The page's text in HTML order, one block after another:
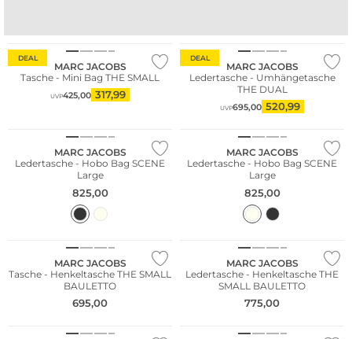
DEAL
MARC JACOBS
Tasche - Mini Bag THE SMALL
UVP425,00 317,99
DEAL
MARC JACOBS
Ledertasche - Umhängetasche
THE DUAL
UVP695,00 520,99
MARC JACOBS
Ledertasche - Hobo Bag SCENE
Large
825,00
MARC JACOBS
Ledertasche - Hobo Bag SCENE
Large
825,00
MARC JACOBS
Tasche - Henkeltasche THE SMALL
BAULETTO
695,00
MARC JACOBS
Ledertasche - Henkeltasche THE
SMALL BAULETTO
775,00